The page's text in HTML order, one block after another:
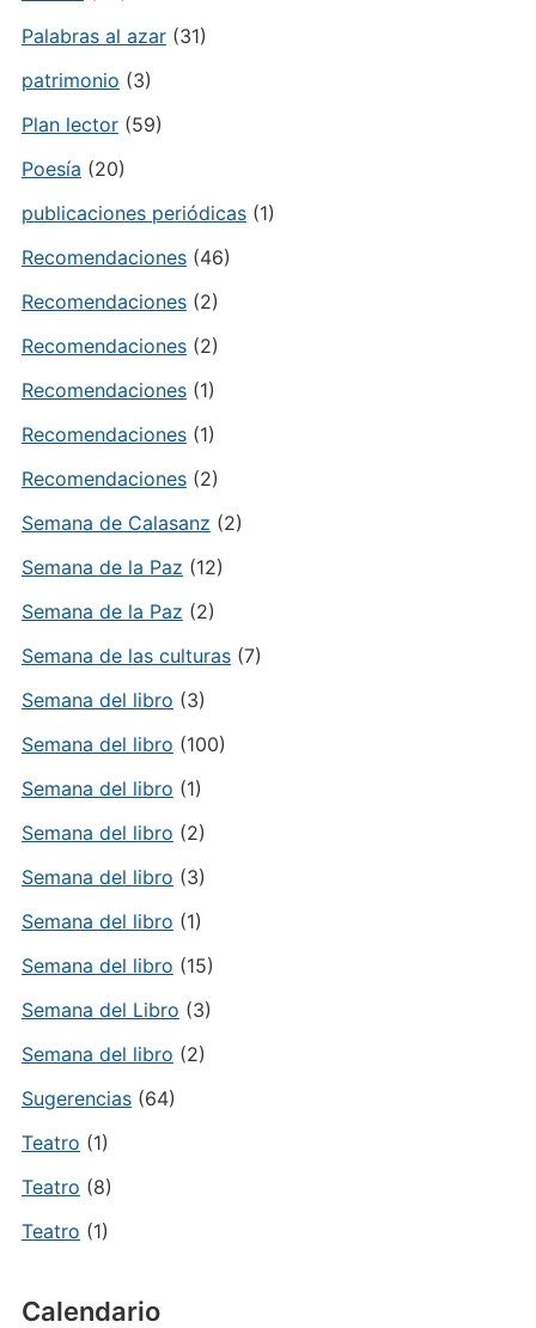
Palabras al azar(31)
patrimonio (3)
Plan lector(59)
Poesía (20)
publicaciones periódicas(1)
Recomendaciones(46)
Recomendaciones(2)
Recomendaciones(2)
Recomendaciones(1)
Recomendaciones(1)
Recomendaciones(2)
Semana de Calasanz (2)
Semana de la Paz (12)
Semana de la Paz (2)
Semana de las culturas(7)
Semana del libro (3)
Semana del libro (100)
Semana del libro (1)
Semana del libro (2)
Semana del libro (3)
Semana del libro (1)
Semana del libro (15)
Semana del Libro (3)
Semana del libro (2)
Sugerencias(64)
Teatro (1)
Teatro (8)
Teatro (1)
Calendario